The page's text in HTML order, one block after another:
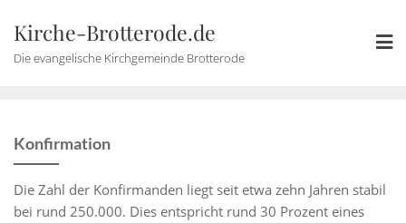
content
Kirche-Brotterode.de
Die evangelische Kirchgemeinde Brotterode
Konfirmation
Die Zahl der Konfirmanden liegt seit etwa zehn Jahren stabil
bei rund 250.000. Dies entspricht rund 30 Prozent eines